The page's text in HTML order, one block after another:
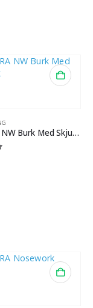
CSiGORA NW Burk Med Skjutlock
5